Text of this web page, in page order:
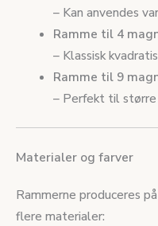
– Kan anvendes
Ramme til 4
– Klassisk
Ramme til 9
– Perfekt til
Materialer og farver
Rammerne produceres
flere materialer: